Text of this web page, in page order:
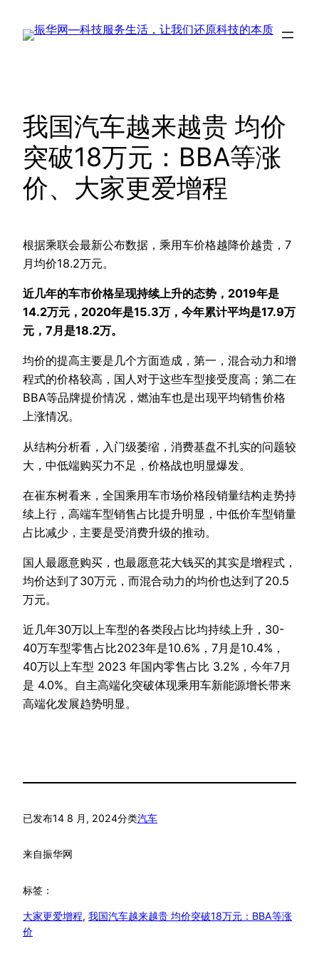
我国汽车越来越贵 均价
突破18万元：BBA等涨
价、大家更爱增程
根据乘联会最新公布数据，乘用车价格越降价越贵，7
月均价18.2万元。
近几年的车市价格呈现持续上升的态势，2019年是
14.2万元，2020年是15.3万，今年累计平均是17.9万
元，7月是18.2万。
均价的提高主要是几个方面造成，第一，混合动力和增
程式的价格较高，国人对于这些车型接受度高；第二在
BBA等品牌提价情况，燃油车也是出现平均销售价格
上涨情况。
从结构分析看，入门级萎缩，消费基盘不扎实的问题较
大，中低端购买力不足，价格战也明显爆发。
在崔东树看来，全国乘用车市场价格段销量结构走势持
续上行，高端车型销售占比提升明显，中低价车型销量
占比减少，主要是受消费升级的推动。
国人最愿意购买，也最愿意花大钱买的其实是增程式，
均价达到了30万元，而混合动力的均价也达到了20.5
万元。
近几年30万以上车型的各类段占比均持续上升，30-
40万车型零售占比2023年是10.6%，7月是10.4%，
40万以上车型 2023 年国内零售占比 3.2%，今年7月
是 4.0%。自主高端化突破体现乘用车新能源增长带来
高端化发展趋势明显。
已发布14 8 月, 2024分类汽车
来自振华网
标签：
大家更爱增程, 我国汽车越来越贵 均价突破18万元：BBA等涨
价